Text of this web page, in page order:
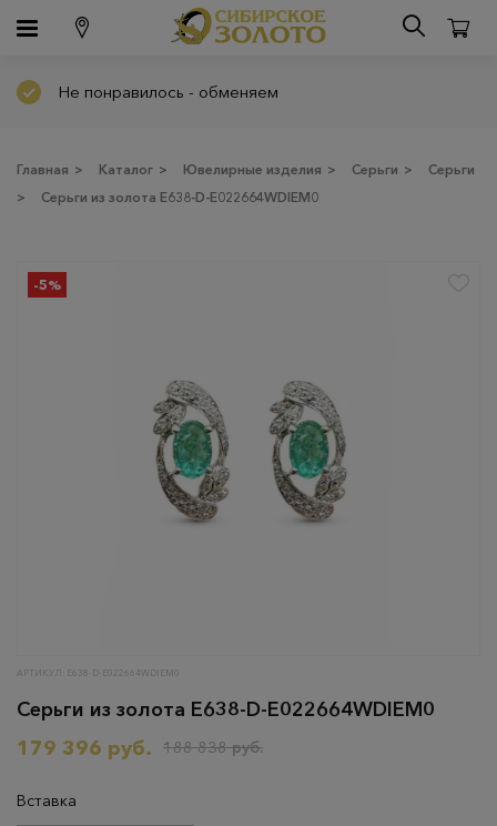
Не понравилось - обменяем
Главная > Каталог > Ювелирные изделия > Серьги >
Серьги
>
Серьги из золота Е638-D-E022664WDIEM0
-5%
АРТИКУЛ: Е638-D-E022664WDIEM0
Серьги из золота Е638-D-E022664WDIEM0
179 396 руб.
188 838 руб.
Вставка